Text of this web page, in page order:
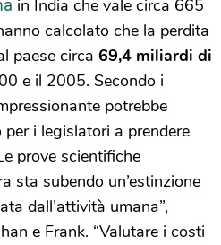
in India che vale circa 665
calcolato che la perdita
paese circa 69,4 miliardi di
e il 2005. Secondo i
potrebbe
i legislatori a prendere
prove scientifiche
sta subendo un’estinzione
dall’attività umana”,
e Frank. “Valutare i costi